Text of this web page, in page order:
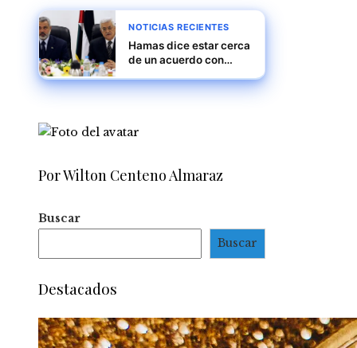
NOTICIAS RECIENTES
Hamas dice estar cerca
de un acuerdo con
diferencias importantes
Por Wilton Centeno Almaraz
Buscar
Buscar
Destacados